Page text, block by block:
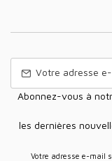
Abonnez-vous à notre Newsletter pour recevoir nos nouvelles
les dernières
Votre adresse e-mail sera uniquement utilisée pour vous envoyer des